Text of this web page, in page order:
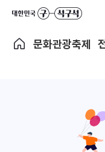
문화관광축제